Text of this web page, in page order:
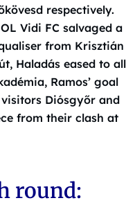
respectively.
Vidi FC salvaged a
from Krisztián
Haladás eased to all
Ramos’ goal
visitors Diósgyőr and
from their clash at
round: